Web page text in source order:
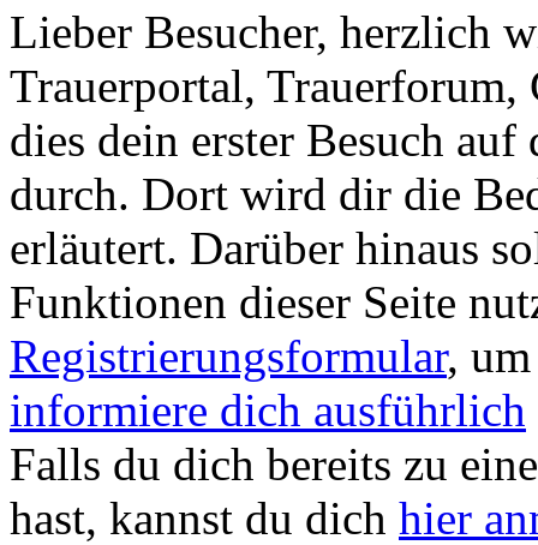
Lieber Besucher, herzlich
Trauerportal, Trauerforum,
dies dein erster Besuch
durch. Dort wird dir die
erläutert. Darüber hinaus
Funktionen dieser Seite
Registrierungsformular,
informiere dich ausführlich
Falls du dich bereits zu
hast, kannst du dich hier